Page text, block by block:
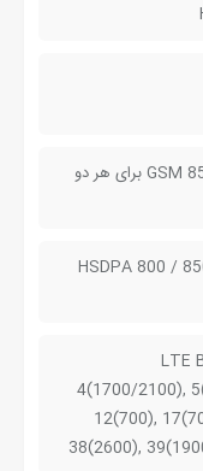
GSM 850 / 900 / 1800 / 1900 برای هر دو
HSDPA 800 /
LTE
4(1700/2100),
12(700),
38(2600),